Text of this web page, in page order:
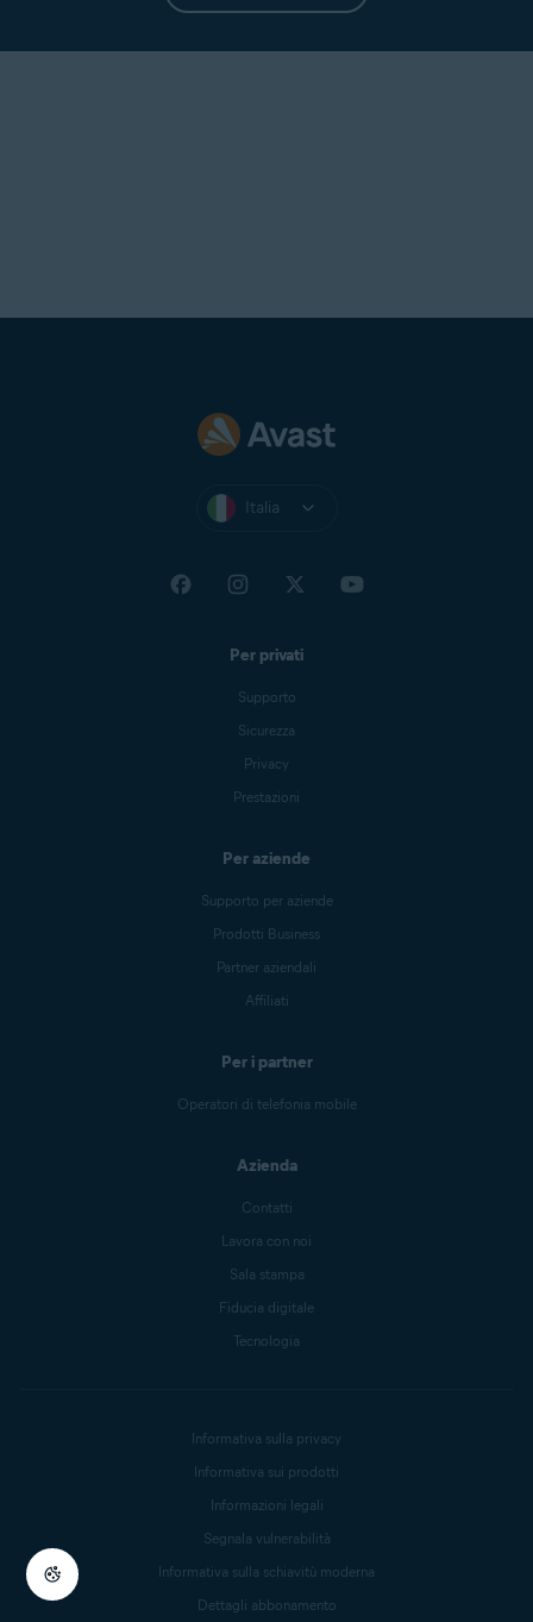
Italia
Per privati
Supporto
Sicurezza
Privacy
Prestazioni
Per aziende
Supporto per aziende
Prodotti Business
Partner aziendali
Affiliati
Per i partner
Operatori di telefonia mobile
Azienda
Contatti
Lavora con noi
Sala stampa
Fiducia digitale
Tecnologia
Informativa sulla privacy
Informativa sui prodotti
Informazioni legali
Segnala vulnerabilità
Informativa sulla schiavitù moderna
Dettagli abbonamento